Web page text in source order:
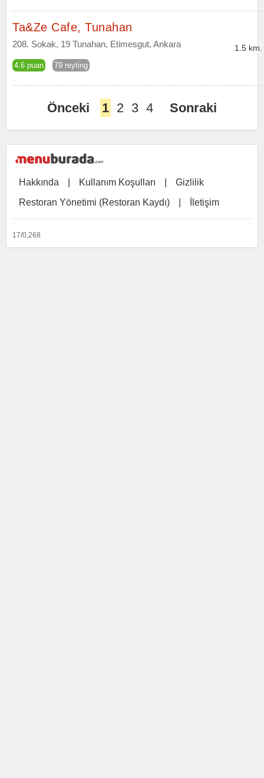
Ta&Ze Cafe, Tunahan
208. Sokak, 19 Tunahan, Etimesgut, Ankara
4.6 puan 79 reyting
1.5 km.
Önceki 1 2 3 4 Sonraki
Hakkında Kullanım Koşulları
Gizlilik
Restoran Yönetimi (Restoran Kaydı)
İletişim
17/0,268